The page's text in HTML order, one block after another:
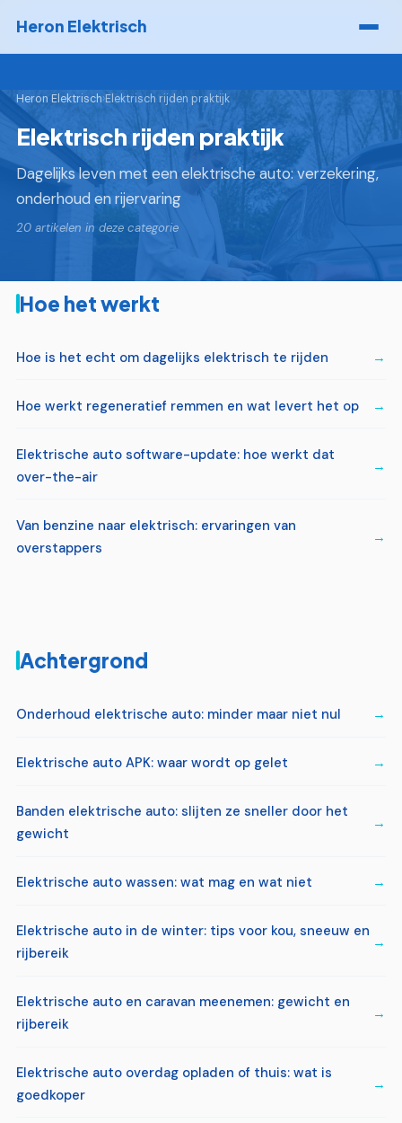
Heron Elektrisch
Heron Elektrisch›Elektrisch rijden praktijk
Elektrisch rijden praktijk
Dagelijks leven met een elektrische auto: verzekering,
onderhoud en rijervaring
20 artikelen in deze categorie
Hoe het werkt
Hoe is het echt om dagelijks elektrisch te rijden
Hoe werkt regeneratief remmen en wat levert het op
Elektrische auto software-update: hoe werkt dat
over-the-air
Van benzine naar elektrisch: ervaringen van
overstappers
Achtergrond
Onderhoud elektrische auto: minder maar niet nul
Elektrische auto APK: waar wordt op gelet
Banden elektrische auto: slijten ze sneller door het
gewicht
Elektrische auto wassen: wat mag en wat niet
Elektrische auto in de winter: tips voor kou, sneeuw en
rijbereik
Elektrische auto en caravan meenemen: gewicht en
rijbereik
Elektrische auto overdag opladen of thuis: wat is
goedkoper